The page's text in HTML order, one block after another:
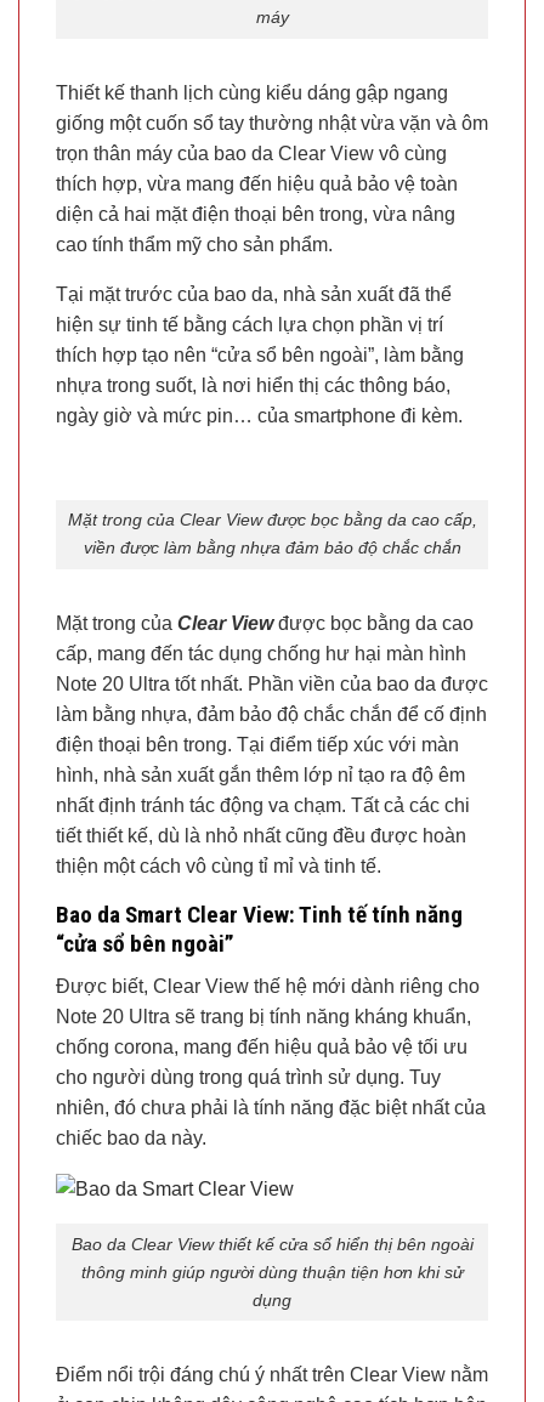
máy
Thiết kế thanh lịch cùng kiểu dáng gập ngang
giống một cuốn sổ tay thường nhật vừa vặn và ôm
trọn thân máy của bao da Clear View vô cùng
thích hợp, vừa mang đến hiệu quả bảo vệ toàn
diện cả hai mặt điện thoại bên trong, vừa nâng
cao tính thẩm mỹ cho sản phẩm.
Tại mặt trước của bao da, nhà sản xuất đã thể
hiện sự tinh tế bằng cách lựa chọn phần vị trí
thích hợp tạo nên “cửa sổ bên ngoài”, làm bằng
nhựa trong suốt, là nơi hiển thị các thông báo,
ngày giờ và mức pin… của smartphone đi kèm.
Mặt trong của Clear View được bọc bằng da cao cấp,
viền được làm bằng nhựa đảm bảo độ chắc chắn
Mặt trong của Clear Viewđược bọc bằng da cao
cấp, mang đến tác dụng chống hư hại màn hình
Note 20 Ultra tốt nhất. Phần viền của bao da được
làm bằng nhựa, đảm bảo độ chắc chắn để cố định
điện thoại bên trong. Tại điểm tiếp xúc với màn
hình, nhà sản xuất gắn thêm lớp nỉ tạo ra độ êm
nhất định tránh tác động va chạm. Tất cả các chi
tiết thiết kế, dù là nhỏ nhất cũng đều được hoàn
thiện một cách vô cùng tỉ mỉ và tinh tế.
Bao da Smart Clear View: Tinh tế tính năng
“cửa sổ bên ngoài”
Được biết, Clear View thế hệ mới dành riêng cho
Note 20 Ultra sẽ trang bị tính năng kháng khuẩn,
chống corona, mang đến hiệu quả bảo vệ tối ưu
cho người dùng trong quá trình sử dụng. Tuy
nhiên, đó chưa phải là tính năng đặc biệt nhất của
chiếc bao da này.
Bao da Clear View thiết kế cửa sổ hiển thị bên ngoài
thông minh giúp người dùng thuận tiện hơn khi sử
dụng
Điểm nổi trội đáng chú ý nhất trên Clear View nằm